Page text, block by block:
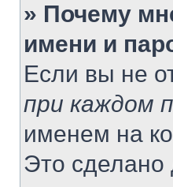
» Почему
имени и
Если вы не
при каждом
именем на
Это сделано